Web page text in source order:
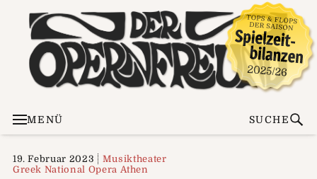
MENÜ SUCHE
19. Februar 2023
Musiktheater
Greek National Opera Athen